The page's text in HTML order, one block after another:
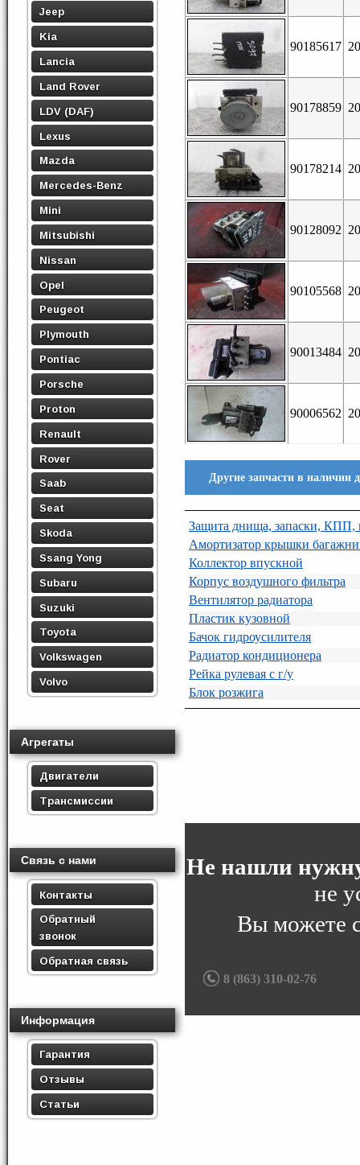
Jeep
Kia
Lancia
Land Rover
LDV (DAF)
Lexus
Mazda
Mercedes-Benz
Mini
Mitsubishi
Nissan
Opel
Peugeot
Plymouth
Pontiac
Porsche
Proton
Renault
Rover
Saab
Seat
Skoda
Ssang Yong
Subaru
Suzuki
Toyota
Volkswagen
Volvo
Агрегаты
Двигатели
Трансмиссии
Связь с нами
Контакты
Обратный
звонок
Обратная связь
Информация
Гарантия
Отзывы
Статьи
90185617
90178859
90178214
90128092
90105568
90013484
90006562
Другие запчасти в наличии
Защита днища, запаски, КПП,
Амортизатор крышки
Коллектор впускной
Корпус воздушного фильтра
Вентилятор радиатора
Пластик кузовной
Бачок гидроусилителя
Радиатор кондиционера
Рейка рулевая с г/у
Блок розжига
Не нашли
не
Вы можете
8 (863) 310-02-76